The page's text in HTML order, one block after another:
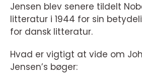
Jensen blev senere tildelt
litteratur i 1944 for sin
for dansk litteratur.
Hvad er vigtigt at vide om
Jensen’s bøger: